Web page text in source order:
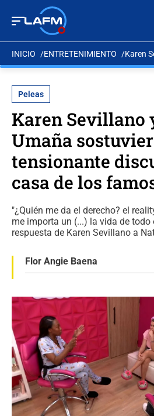
INICIO ENTRETENIMIENTO Karen
Peleas
Karen Sevillano
Umaña
tensionante
casa de los
"¿Quién me da el derecho? el
me importa un (...) la vida de todo
respuesta de Karen Sevillano a
Flor Angie Baena